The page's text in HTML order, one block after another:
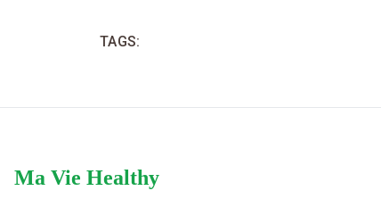
TAGS:
Ma Vie Healthy